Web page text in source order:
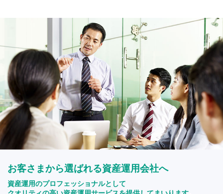
お客さまから選ばれる資産運用会社へ
資産運用のプロフェッショナルとして